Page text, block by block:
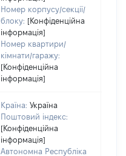
Номер корпусу/секції/
блоку: [Конфіденційна
інформація]
Номер квартири/
кімнати/гаражу:
[Конфіденційна
інформація]
Країна: Україна
Поштовий індекс:
[Конфіденційна
інформація]
Автономна Республіка